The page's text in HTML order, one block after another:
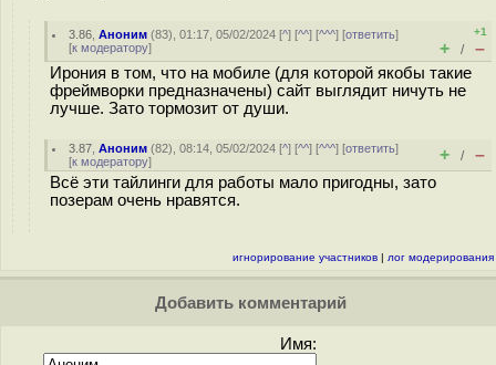
3.86 ,Аноним (83), 01:17, 05/02/2024 [^] [^^] [^^^] [ответить]
[к модератору]
+1
+ / –
Ирония в том, что на мобиле (для которой якобы такие
фреймворки предназначены) сайт выглядит ничуть не
лучше. Зато тормозит от души.
3.87 ,Аноним (82), 08:14, 05/02/2024 [^] [^^] [^^^] [ответить]
[к модератору] + / –
Всё эти тайлинги для работы мало пригодны, зато
позерам очень нравятся.
игнорирование участников | лог модерирования
Добавить комментарий
Имя: